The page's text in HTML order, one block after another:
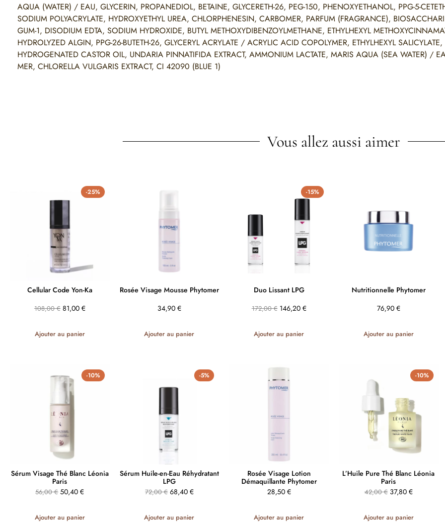
AQUA (WATER) / EAU, GLYCERIN, PROPANEDIOL, BETAINE, GLYCERETH-26, PEG-150, PHENOXYETHANOL, PPG-5-
SODIUM POLYACRYLATE, HYDROXYETHYL UREA, CHLORPHENESIN, CARBOMER, PARFUM (FRAGRANCE),
GUM-1, DISODIUM EDTA, SODIUM HYDROXIDE, BUTYL METHOXYDIBENZOYLMETHANE, ETHYLHEXYL
HYDROLYZED ALGIN, PPG-26-BUTETH-26, GLYCERYL ACRYLATE / ACRYLIC ACID COPOLYMER, ETHYLHEXYL
HYDROGENATED CASTOR OIL, UNDARIA PINNATIFIDA EXTRACT, AMMONIUM LACTATE, MARIS AQUA (SEA WATER) /
MER, CHLORELLA VULGARIS EXTRACT, CI 42090 (BLUE 1)
Vous allez aussi aimer
-25%
Cellular Code Yon-Ka
108,00€ 81,00 €
Ajouter au panier
Rosée Visage Mousse Phytomer
34,90 €
Ajouter au panier
-15%
Duo Lissant LPG
172,00€ 146,20 €
Ajouter au panier
Nutritionnelle Phytomer
76,90 €
Ajouter au panier
-10%
Sérum Visage Thé Blanc Léonia
Paris
56,00€ 50,40€
Ajouter au panier
-5%
Sérum Huile-en-Eau Réhydratant
LPG
72,00€ 68,40 €
Ajouter au panier
Rosée Visage Lotion
Démaquillante Phytomer
28,50 €
Ajouter au panier
-10%
L’Huile Pure Thé Blanc Léonia
Paris
42,00€ 37,80 €
Ajouter au panier